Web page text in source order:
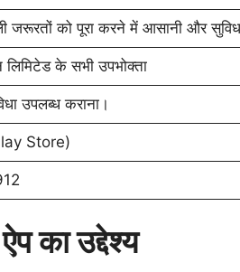
जरूरतों को पूरा करने में आसानी और
लिमिटेड के सभी उपभोक्ता
उपलब्ध कराना।
Store)
का उद्देश्य